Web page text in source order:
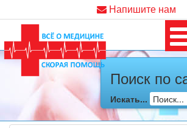
Напишите нам
Поиск по
Искать...
Как я заболел во время локдауна?
Это странная ситуация: вы соблюдали
предосторожности COVID-19 (вы почти
но, тем не менее, вы каким-то образом